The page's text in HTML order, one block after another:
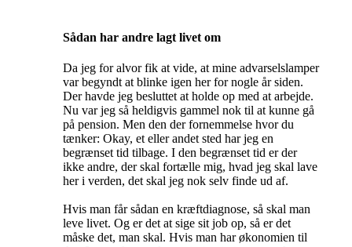
Sådan har andre lagt livet om
Da jeg for alvor fik at vide, at mine advarselslamper
var begyndt at blinke igen her for nogle år siden.
Der havde jeg besluttet at holde op med at arbejde.
Nu var jeg så heldigvis gammel nok til at kunne gå
på pension. Men den der fornemmelse hvor du
tænker: Okay, et eller andet sted har jeg en
begrænset tid tilbage. I den begrænset tid er der
ikke andre, der skal fortælle mig, hvad jeg skal lave
her i verden, det skal jeg nok selv finde ud af.
Hvis man får sådan en kræftdiagnose, så skal man
leve livet. Og er det at sige sit job op, så er det
måske det, man skal. Hvis man har økonomien til